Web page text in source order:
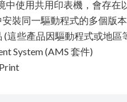
中使用共用印表機，會存在
裝同一驅動程式的多個版本
這些產品因驅動程式或地區
System (AMS 套件)